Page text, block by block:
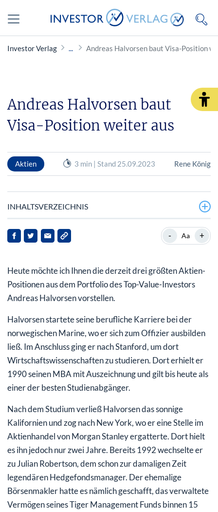
Investor Verlag Andreas Halvorsen baut Visa-Position
Andreas Halvorsen baut
Visa-Position weiter aus
Aktien 3 min | Stand 25.09.2023 Rene König
INHALTSVERZEICHNIS
Visa
API Group
- Aa +
Heute möchte ich Ihnen die derzeit drei größten Aktien-
Positionen aus dem Portfolio des Top-Value-Investors
Andreas Halvorsen vorstellen.
Halvorsen startete seine berufliche Karriere bei der
norwegischen Marine, wo er sich zum Offizier ausbilden
ließ. Im Anschluss ging er nach Stanford, um dort
Wirtschaftswissenschaften zu studieren. Dort erhielt er
1990 seinen MBA mit Auszeichnung und gilt bis heute als
einer der besten Studienabgänger.
Nach dem Studium verließ Halvorsen das sonnige
Kalifornien und zog nach New York, wo er eine Stelle im
Aktienhandel von Morgan Stanley ergatterte. Dort hielt
es ihn jedoch nur zwei Jahre. Bereits 1992 wechselte er
zu Julian Robertson, dem schon zur damaligen Zeit
legendären Hedgefondsmanager. Der ehemalige
Börsenmakler hatte es nämlich geschafft, das verwaltete
Vermögen seines Tiger Management Funds binnen 15